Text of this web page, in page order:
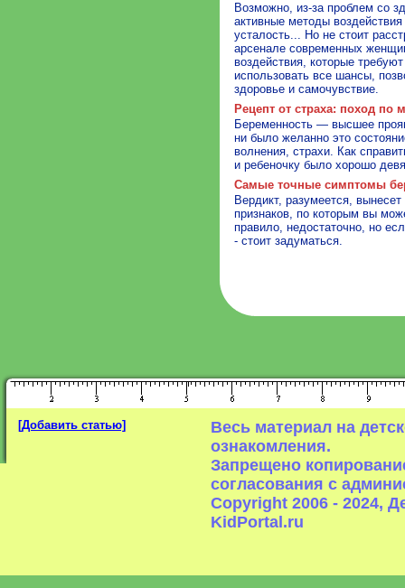
Возможно, из-за проблем со
активные методы
усталость... Но не стоит
арсенале современных
воздействия, которые
использовать все шансы,
здоровье и самочувствие.
Рецепт от страха: поход по
Беременность — высшее
ни было желанно это
волнения, страхи. Как
и ребеночку было хорошо
Самые точные симптомы
Вердикт, разумеется,
признаков, по которым вы
правило, недостаточно, но
- стоит задуматься.
[Добавить статью]
Весь материал на
ознакомления.
Запрещено
согласования с
Copyright 2006 - 2024,
KidPortal.ru